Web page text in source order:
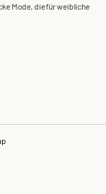
Mode, die für weibliche